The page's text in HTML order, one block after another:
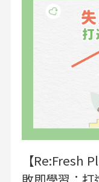
【Re:Fresh